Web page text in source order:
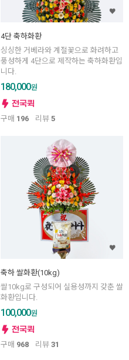
4단 축하화환
싱싱한 거베라와 계절꽃으로 화려하고
풍성하게 4단으로 제작하는 축하화환입
니다.
180,000원
구매 196 리뷰 5
축하 쌀화환(10kg)
쌀10kg로 구성되어 실용성까지 갖춘 쌀
화환입니다.
100,000원
구매 968 리뷰 31